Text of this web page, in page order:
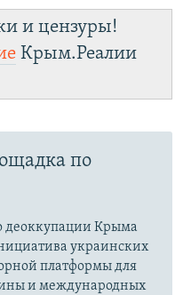
и цензуры!
Крым.Реалии
по
деоккупации Крыма
украинских
платформы для
и международных